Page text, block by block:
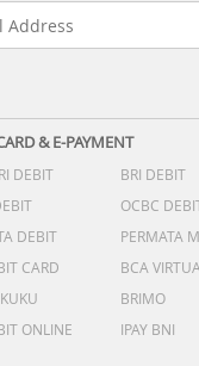
& E-PAYMENT
DEBIT
BRI DEBIT
OCBC
DEBIT
PERMATA
CARD
BCA
BRIMO
ONLINE
IPAY BNI